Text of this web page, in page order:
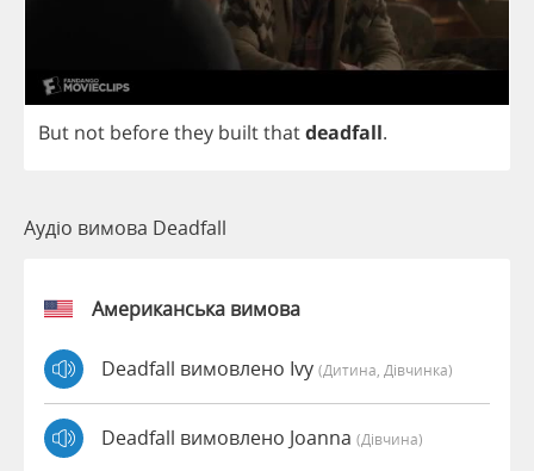
But not beforethey builtthatdeadfall.
Аудіо вимова Deadfall
Американська вимова
Deadfall вимовлено Ivy (дитина, Дівчинка)
Deadfall вимовлено Joanna (дівчина)